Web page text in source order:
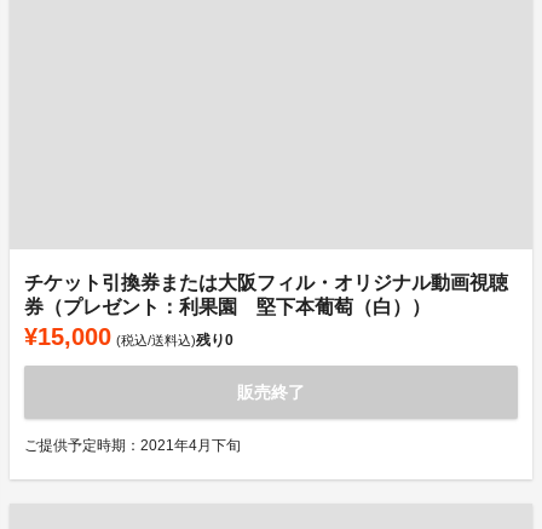
チケット引換券または大阪フィル・オリジナル動画視聴
券（プレゼント：利果園 堅下本葡萄（白））
¥15,000 (税込/送料込)残り0
販売終了
ご提供予定時期：2021年4月下旬